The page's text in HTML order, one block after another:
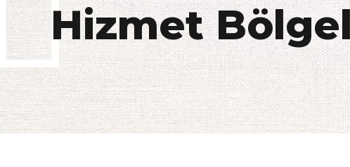
Hizmet